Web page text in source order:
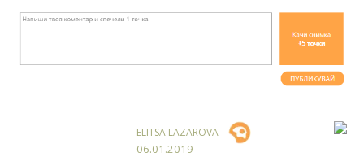
ELITSA LAZAROVA
06.01.2019